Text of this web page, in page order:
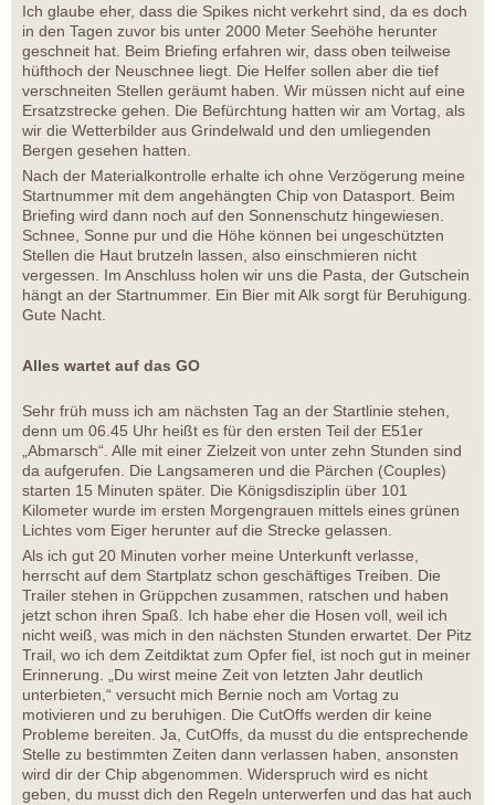
Ich glaube eher, dass die Spikes nicht verkehrt sind, da es doch
in den Tagen zuvor bis unter 2000 Meter Seehöhe herunter
geschneit hat. Beim Briefing erfahren wir, dass oben teilweise
hüfthoch der Neuschnee liegt. Die Helfer sollen aber die tief
verschneiten Stellen geräumt haben. Wir müssen nicht auf eine
Ersatzstrecke gehen. Die Befürchtung hatten wir am Vortag, als
wir die Wetterbilder aus Grindelwald und den umliegenden
Bergen gesehen hatten.
Nach der Materialkontrolle erhalte ich ohne Verzögerung meine
Startnummer mit dem angehängten Chip von Datasport. Beim
Briefing wird dann noch auf den Sonnenschutz hingewiesen.
Schnee, Sonne pur und die Höhe können bei ungeschützten
Stellen die Haut brutzeln lassen, also einschmieren nicht
vergessen. Im Anschluss holen wir uns die Pasta, der Gutschein
hängt an der Startnummer. Ein Bier mit Alk sorgt für Beruhigung.
Gute Nacht.
Alles wartet auf das GO
Sehr früh muss ich am nächsten Tag an der Startlinie stehen,
denn um 06.45 Uhr heißt es für den ersten Teil der E51er
„Abmarsch“. Alle mit einer Zielzeit von unter zehn Stunden sind
da aufgerufen. Die Langsameren und die Pärchen (Couples)
starten 15 Minuten später. Die Königsdisziplin über 101
Kilometer wurde im ersten Morgengrauen mittels eines grünen
Lichtes vom Eiger herunter auf die Strecke gelassen.
Als ich gut 20 Minuten vorher meine Unterkunft verlasse,
herrscht auf dem Startplatz schon geschäftiges Treiben. Die
Trailer stehen in Grüppchen zusammen, ratschen und haben
jetzt schon ihren Spaß. Ich habe eher die Hosen voll, weil ich
nicht weiß, was mich in den nächsten Stunden erwartet. Der Pitz
Trail, wo ich dem Zeitdiktat zum Opfer fiel, ist noch gut in meiner
Erinnerung. „Du wirst meine Zeit von letzten Jahr deutlich
unterbieten,“ versucht mich Bernie noch am Vortag zu
motivieren und zu beruhigen. Die CutOffs werden dir keine
Probleme bereiten. Ja, CutOffs, da musst du die entsprechende
Stelle zu bestimmten Zeiten dann verlassen haben, ansonsten
wird dir der Chip abgenommen. Widerspruch wird es nicht
geben, du musst dich den Regeln unterwerfen und das hat auch